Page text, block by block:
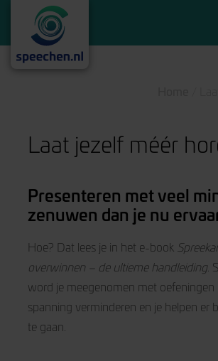
Laat jezelf méér
Presenteren met veel
zenuwen dan je nu
Hoe? Dat lees je in het e-book
overwinnen – de ultieme handleiding.
word je meegenomen met oefeningen
spanning verminderen en je helpen er
te gaan.